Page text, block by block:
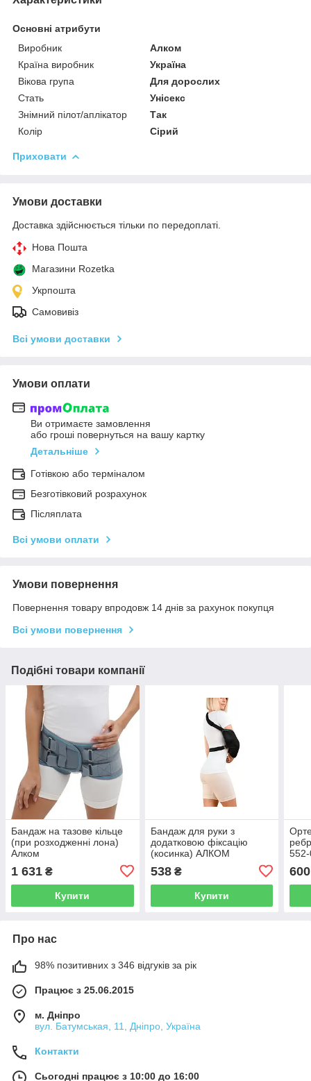
Основні атрибути
Виробник
Алком
Країна виробник
Україна
Вікова група
Для дорослих
Стать
Унісекс
Знімний пілот/аплікатор
Так
Колір
Сірий
Приховати
Умови доставки
Доставка здійснюється тільки по передоплаті.
Нова Пошта
Магазини Rozetka
Укрпошта
Самовивіз
Всі умови доставки
Умови оплати
Ви отримаєте замовлення
або гроші повернуться на вашу картку
Детальніше
Готівкою або терміналом
Безготівковий розрахунок
Післяплата
Всі умови оплати
Умови повернення
Повернення товару впродовж 14 днів за рахунок покупця
Всі умови повернення
Подібні товари компанії
Бандаж на тазове кільце
(при розходженні лона)
Алком
1 631 ₴
Купити
Бандаж для руки з
додатковою фіксацію
(косинка) АЛКОМ
538₴
Купити
600
Про нас
98% позитивних з 346 відгуків за рік
Працює з 25.06.2015
м. Дніпро
вул. Батумськая, 11, Дніпро, Україна
Контакти
Сьогодні працює з 10:00 до 16:00